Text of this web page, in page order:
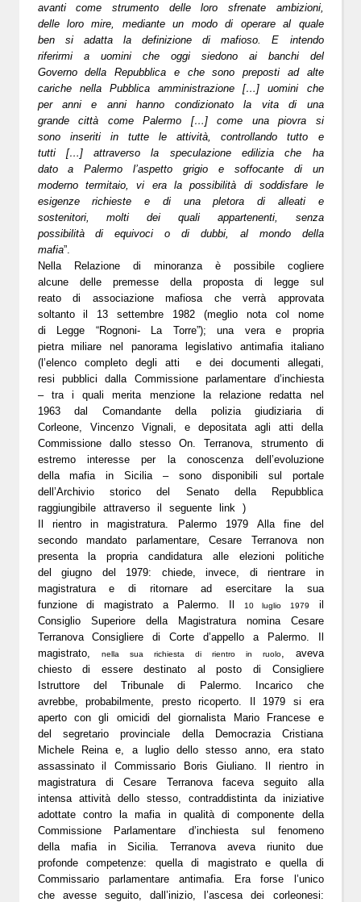
avanti come strumento delle loro sfrenate ambizioni,
delle loro mire, mediante un modo di operare al quale
ben si adatta la definizione di mafioso. E intendo
riferirmi a uomini che oggi siedono ai banchi del
Governo della Repubblica e che sono preposti ad alte
cariche nella Pubblica amministrazione […] uomini che
per anni e anni hanno condizionato la vita di una
grande città come Palermo […] come una piovra si
sono inseriti in tutte le attività, controllando tutto e
tutti […] attraverso la speculazione edilizia che ha
dato a Palermo l’aspetto grigio e soffocante di un
moderno termitaio, vi era la possibilità di soddisfare le
esigenze richieste e di una pletora di alleati e
sostenitori, molti dei quali appartenenti, senza
possibilità di equivoci o di dubbi, al mondo della
mafia”.
Nella Relazione di minoranza è possibile cogliere
alcune delle premesse della proposta di legge sul
reato di associazione mafiosa che verrà approvata
soltanto il 13 settembre 1982 (meglio nota col nome
di Legge “Rognoni- La Torre”); una vera e propria
pietra miliare nel panorama legislativo antimafia italiano
(l’elenco completo degli atti e dei documenti allegati,
resi pubblici dalla Commissione parlamentare d’inchiesta
– tra i quali merita menzione larelazione redatta nel
1963 dal Comandante della polizia giudiziaria di
Corleone, Vincenzo Vignali, e depositata agli atti della
Commissione dallo stesso On. Terranova, strumento di
estremo interesse per la conoscenza dell’evoluzione
della mafia in Sicilia – sono disponibili sul portale
dell’Archivio storico del Senato della Repubblica
raggiungibile attraverso il seguente link )
Il rientro in magistratura. Palermo 1979 Alla fine del
secondo mandato parlamentare, Cesare Terranova non
presenta la propria candidatura alle elezioni politiche
del giugno del 1979: chiede, invece, di rientrare in
magistratura e di ritornare ad esercitare la sua
funzione di magistrato a Palermo. Il
10 luglio 1979
il
Consiglio Superiore della Magistratura nomina Cesare
Terranova Consigliere di Corte d’appello a Palermo. Il
magistrato,
nella sua richiesta di rientro in ruolo, aveva
chiesto di essere destinato al posto di Consigliere
Istruttore del Tribunale di Palermo. Incarico che
avrebbe, probabilmente, presto ricoperto. Il 1979 si era
aperto con gli omicidi del giornalista Mario Francese e
del segretario provinciale della Democrazia Cristiana
Michele Reina e, a luglio dello stesso anno, era stato
assassinato il Commissario Boris Giuliano. Il rientro in
magistratura di Cesare Terranova faceva seguito alla
intensa attività dello stesso, contraddistinta da iniziative
adottate contro la mafia in qualità di componente della
Commissione Parlamentare d’inchiesta sul fenomeno
della mafia in Sicilia. Terranova aveva riunito due
profonde competenze: quella di magistrato e quella di
Commissario parlamentare antimafia. Era forse l’unico
che avesse seguito, dall’inizio, l’ascesa dei corleonesi: